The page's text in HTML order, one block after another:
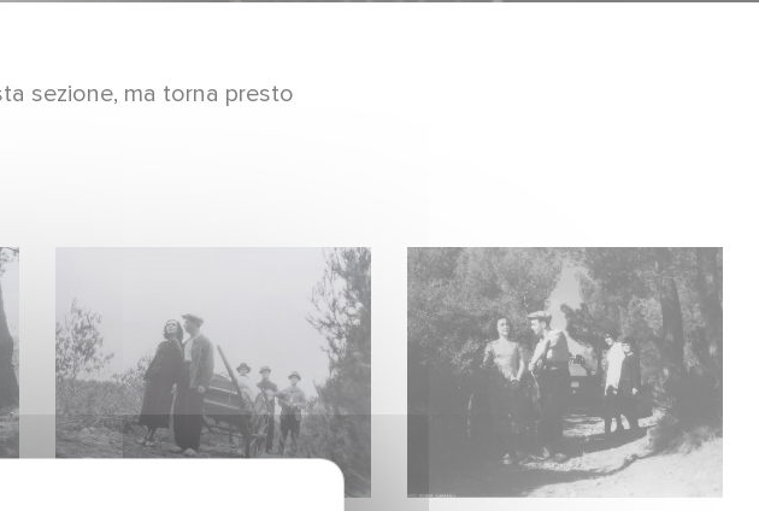
sezione, ma torna presto